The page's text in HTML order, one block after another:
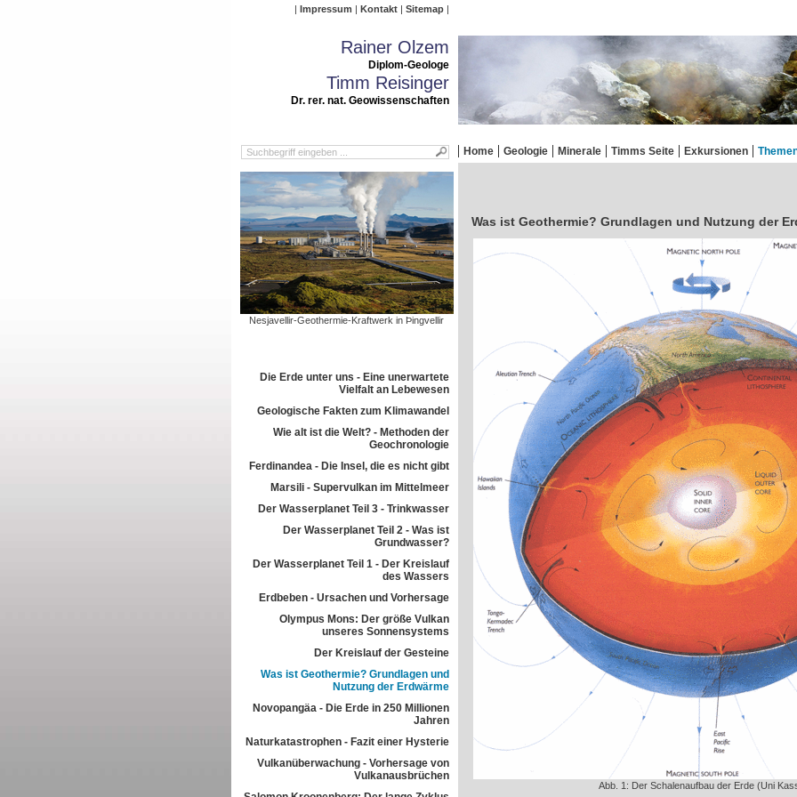
Impressum Kontakt Sitemap
Rainer Olzem
Diplom-Geologe
Timm Reisinger
Dr. rer. nat. Geowissenschaften
Home Geologie Minerale Timms Seite Exkursionen
Nesjavellir-Geothermie-Kraftwerk in Þingvellir
Die Erde unter uns - Eine unerwartete
Vielfalt an Lebewesen
Geologische Fakten zum Klimawandel
Wie alt ist die Welt? - Methoden der
Geochronologie
Ferdinandea - Die Insel, die es nicht gibt
Marsili - Supervulkan im Mittelmeer
Der Wasserplanet Teil 3 - Trinkwasser
Der Wasserplanet Teil 2 - Was ist
Grundwasser?
Der Wasserplanet Teil 1 - Der Kreislauf
des Wassers
Erdbeben - Ursachen und Vorhersage
Olympus Mons: Der größe Vulkan
unseres Sonnensystems
Der Kreislauf der Gesteine
Was ist Geothermie? Grundlagen und
Nutzung der Erdwärme
Novopangäa - Die Erde in 250 Millionen
Jahren
Naturkatastrophen - Fazit einer Hysterie
Vulkanüberwachung - Vorhersage von
Vulkanausbrüchen
Was ist Geothermie? Grundlagen und Nutzung der
Abb. 1: Der Schalenaufbau der Erde (Uni